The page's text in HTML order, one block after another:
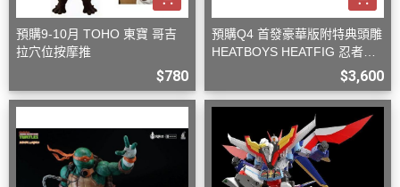
預購9-10月 TOHO 東寶 哥吉
拉穴位按摩推
$780
預購Q4 首發豪華版附特典頭雕
HEATBOYS HEATFIG 忍者龜
$3,600